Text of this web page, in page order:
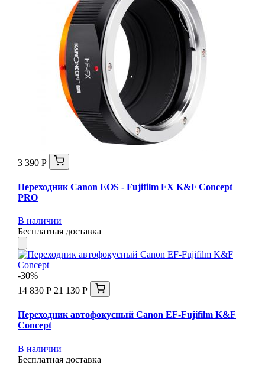
3 390 Р
Переходник Canon EOS - Fujifilm FX K&F Concept
PRO
В наличии
Бесплатная доставка
-30%
14 830 Р 21 130 Р
Переходник автофокусный Canon EF-Fujifilm K&F
Concept
В наличии
Бесплатная доставка